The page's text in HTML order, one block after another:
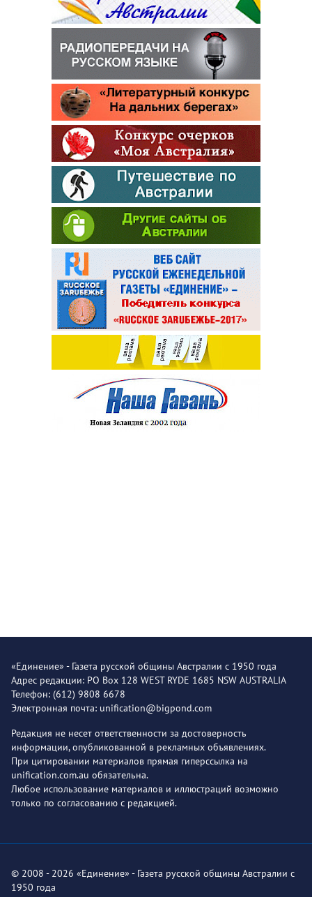
«Единение» - Газета русской общины Австралии с 1950 года
Адрес редакции: PO Box 128 WEST RYDE 1685 NSW AUSTRALIA
Телефон: (612) 9808 6678
Электронная почта: unification@bigpond.com
Редакция не несет ответственности за достоверность
информации, опубликованной в рекламных объявлениях.
При цитировании материалов прямая гиперссылка на
unification.com.au обязательна.
Любое использование материалов и иллюстраций возможно
только по согласованию с редакцией.
© 2008 - 2026 «Единение» - Газета русской общины Австралии с
1950 года